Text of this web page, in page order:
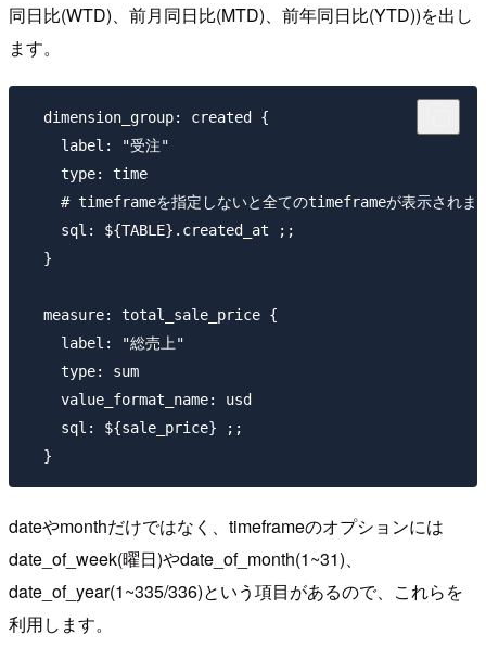
同日比(WTD)、前月同日比(MTD)、前年同日比(YTD))を出し
ます。
  dimension_group: created {
    label: "受注"
    type: time
# timeframeを指定しないと全てのtimeframeが表示されま
    sql: ${TABLE}.created_at ;;
  }
  measure: total_sale_price {
    label: "総売上"
    type: sum
    value_format_name: usd
    sql: ${sale_price} ;;
dateやmonthだけではなく、timeframeのオプションには
date_of_week(曜日)やdate_of_month(1~31)、
date_of_year(1~335/336)という項目があるので、これらを
利用します。